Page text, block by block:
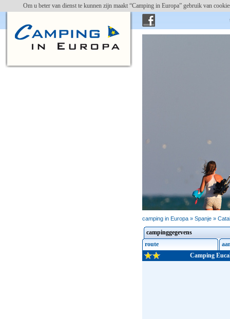
Om u beter van dienst te kunnen zijn maakt “Camping in Europa” gebruik van
Camping Eucaliptus
camping in Europa » Spanje »
campinggegevens
route
Camping